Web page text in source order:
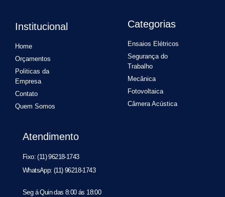
Institucional
Home
Orçamentos
Politicas da
Empresa
Contato
Quem Somos
Categorias
Ensaios Elétricos
Segurança do
Trabalho
Mecânica
Fotovoltaica
Câmera Acústica
Atendimento
Fixo: (11) 96218-1743
WhatsApp: (11) 96218-1743
Seg á Quin das 8:00 ás 18:00